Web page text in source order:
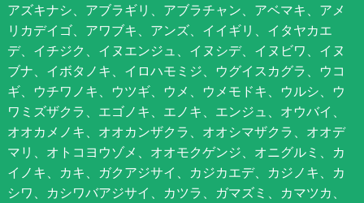
アズキナシ、アブラギリ、アブラチャン、アベマキ、アメ
リカデイゴ、アワブキ、アンズ、イイギリ、イタヤカエ
デ、イチジク、イヌエンジュ、イヌシデ、イヌビワ、イヌ
ブナ、イボタノキ、イロハモミジ、ウグイスカグラ、ウコ
ギ、ウチワノキ、ウツギ、ウメ、ウメモドキ、ウルシ、ウ
ワミズザクラ、エゴノキ、エノキ、エンジュ、オウバイ、
オオカメノキ、オオカンザクラ、オオシマザクラ、オオデ
マリ、オトコヨウゾメ、オオモクゲンジ、オニグルミ、カ
イノキ、カキ、ガクアジサイ、カジカエデ、カジノキ、カ
シワ、カシワバアジサイ、カツラ、ガマズミ、カマツカ、